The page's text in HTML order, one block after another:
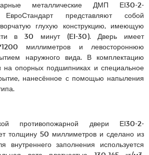
металлические ДМП ЕІ30-2-
представляют собой
глухую конструкцию, имеющую
в 30 минут (EI-30). Дверь имеет
миллиметров и левостороннюю
наружного вида. В комплектацию
на опорных подшипниках и специальное
нанесённое с помощью напыления
противопожарной двери ЕІ30-2-
толщину 50 миллиметров и сделано из
внутреннего заполнения используется